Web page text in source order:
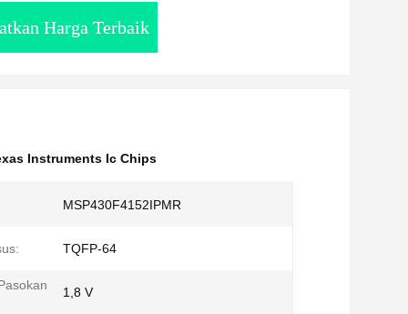
Harga Terbaik
Instruments Ic Chips
MSP430F4152IPMR
TQFP-64
1,8 V